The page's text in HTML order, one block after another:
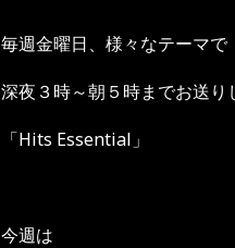
毎週金曜日、様々なテーマで
深夜３時～朝５時までお送り
「Hits Essential」
今週は